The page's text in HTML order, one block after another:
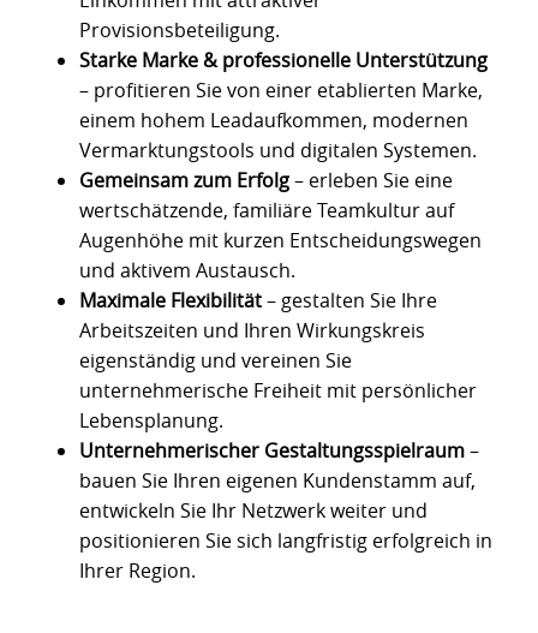
Provisionsbeteiligung.
Starke Marke & professionelle Unterstützung
– profitieren Sie von einer etablierten Marke,
einem hohem Leadaufkommen, modernen
Vermarktungstools und digitalen Systemen.
Gemeinsam zum Erfolg– erleben Sie eine
wertschätzende, familiäre Teamkultur auf
Augenhöhe mit kurzen Entscheidungswegen
und aktivem Austausch.
Maximale Flexibilität– gestalten Sie Ihre
Arbeitszeiten und Ihren Wirkungskreis
eigenständig und vereinen Sie
unternehmerische Freiheit mit persönlicher
Lebensplanung.
Unternehmerischer Gestaltungsspielraum–
bauen Sie Ihren eigenen Kundenstamm auf,
entwickeln Sie Ihr Netzwerk weiter und
positionieren Sie sich langfristig erfolgreich in
Ihrer Region.